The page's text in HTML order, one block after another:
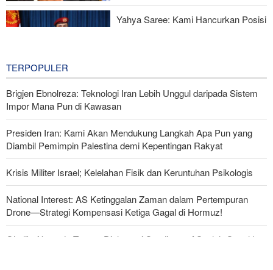
Yahya Saree: Kami Hancurkan Posisi
TERPOPULER
Brigjen Ebnolreza: Teknologi Iran Lebih Unggul daripada Sistem
Impor Mana Pun di Kawasan
Presiden Iran: Kami Akan Mendukung Langkah Apa Pun yang
Diambil Pemimpin Palestina demi Kepentingan Rakyat
Krisis Militer Israel; Kelelahan Fisik dan Keruntuhan Psikologis
National Interest: AS Ketinggalan Zaman dalam Pertempuran
Drone—Strategi Kompensasi Ketiga Gagal di Hormuz!
Ghalibaf kepada Trump: Diplomasi Sandiwara AS telah Gagal !